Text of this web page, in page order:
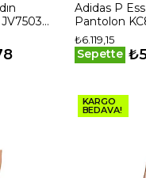
Adidas P
Pantolon
₺6.119,15
Sepette
KARGO
BEDAVA!